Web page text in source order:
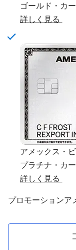
ゴールド・カ
詳しく見る
アメックス・
プラチナ・カ
詳しく見る
プロモーションア